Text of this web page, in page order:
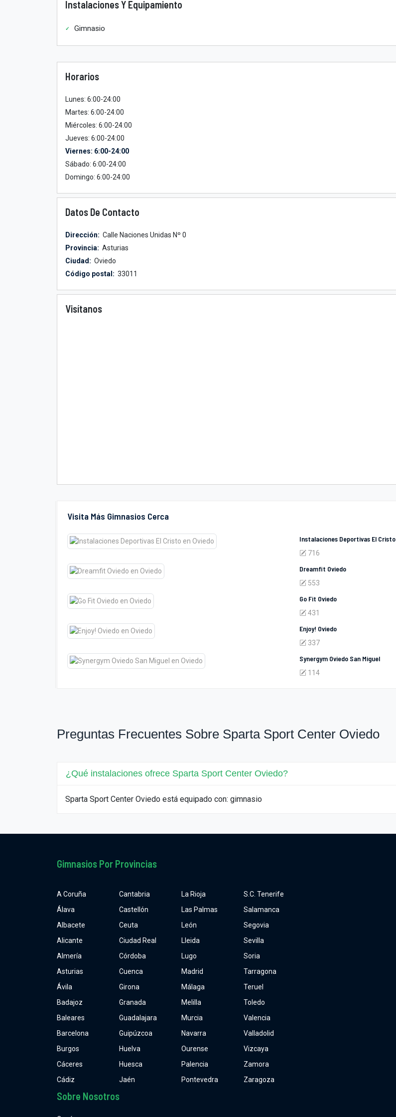
Visita Más Gimnasios Cerca
Instalaciones Deportivas El Cristo
716
Dreamfit Oviedo
553
Go Fit Oviedo
431
Enjoy! Oviedo
337
Synergym Oviedo San Miguel
114
Instalaciones Y Equipamiento
Gimnasio
Horarios
Lunes: 6:00-24:00
Martes: 6:00-24:00
Miércoles: 6:00-24:00
Jueves: 6:00-24:00
Viernes: 6:00-24:00
Sábado: 6:00-24:00
Domingo: 6:00-24:00
Datos De Contacto
Dirección: Calle Naciones Unidas Nº 0
Provincia: Asturias
Ciudad: Oviedo
Código postal: 33011
Visítanos
Preguntas Frecuentes Sobre Sparta Sport Center Oviedo
¿Qué instalaciones ofrece Sparta Sport Center Oviedo?
Sparta Sport Center Oviedo está equipado con: gimnasio
Gimnasios Por Provincias
A Coruña
Álava
Albacete
Alicante
Almería
Asturias
Ávila
Badajoz
Baleares
Barcelona
Burgos
Cáceres
Cádiz
Cantabria
Castellón
Ceuta
Ciudad Real
Córdoba
Cuenca
Girona
Granada
Guadalajara
Guipúzcoa
Huelva
Huesca
Jaén
La Rioja
Las Palmas
León
Lleida
Lugo
Madrid
Málaga
Melilla
Murcia
Navarra
Ourense
Palencia
Pontevedra
S.C. Tenerife
Salamanca
Segovia
Sevilla
Soria
Tarragona
Teruel
Toledo
Valencia
Valladolid
Vizcaya
Zamora
Zaragoza
Sobre Nosotros